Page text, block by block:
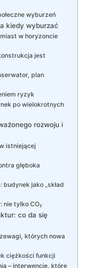
wyburzeń
kiedy wyburzać
w horyzoncie
jest
plan
ryzyk
po wielokrotnych
rozwoju i
istniejącej
głęboka
jako „skład
nie tylko CO₂
co da się
których nowa
ciężkości funkcji
– interwencje, które